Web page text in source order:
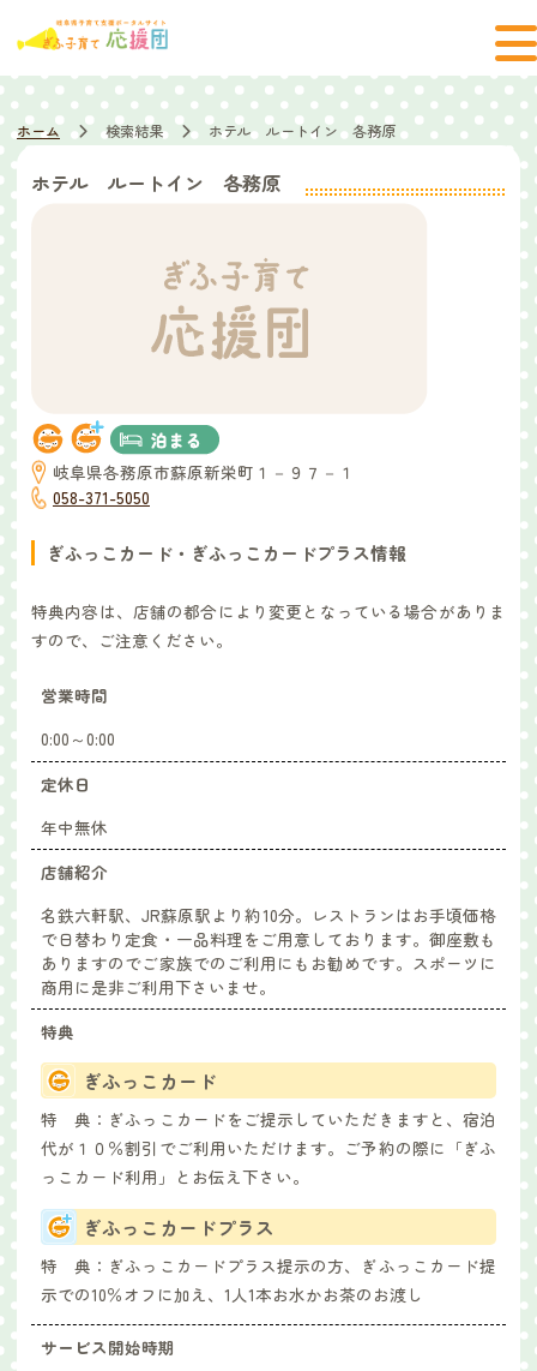
ホーム 検索結果 ホテル ルートイン 各務原
ホテル ルートイン 各務原
岐阜県各務原市蘇原新栄町１－９７－１
058-371-5050
ぎふっこカード・ぎふっこカードプラス情報
特典内容は、店舗の都合により変更となっている場合がありま
すので、ご注意ください。
営業時間
0:00～0:00
定休日
年中無休
店舗紹介
名鉄六軒駅、JR蘇原駅より約10分。レストランはお手頃価格
で日替わり定食・一品料理をご用意しております。御座敷も
ありますのでご家族でのご利用にもお勧めです。スポーツに
商用に是非ご利用下さいませ。
特典
ぎふっこカード
特 典： ぎふっこカードをご提示していただきますと、宿泊
代が１０％割引でご利用いただけます。ご予約の際に「ぎふ
っこカード利用」とお伝え下さい。
ぎふっこカードプラス
特 典： ぎふっこカードプラス提示の方、ぎふっこカード提
示での10％オフに加え、1人1本お水かお茶のお渡し
サービス開始時期